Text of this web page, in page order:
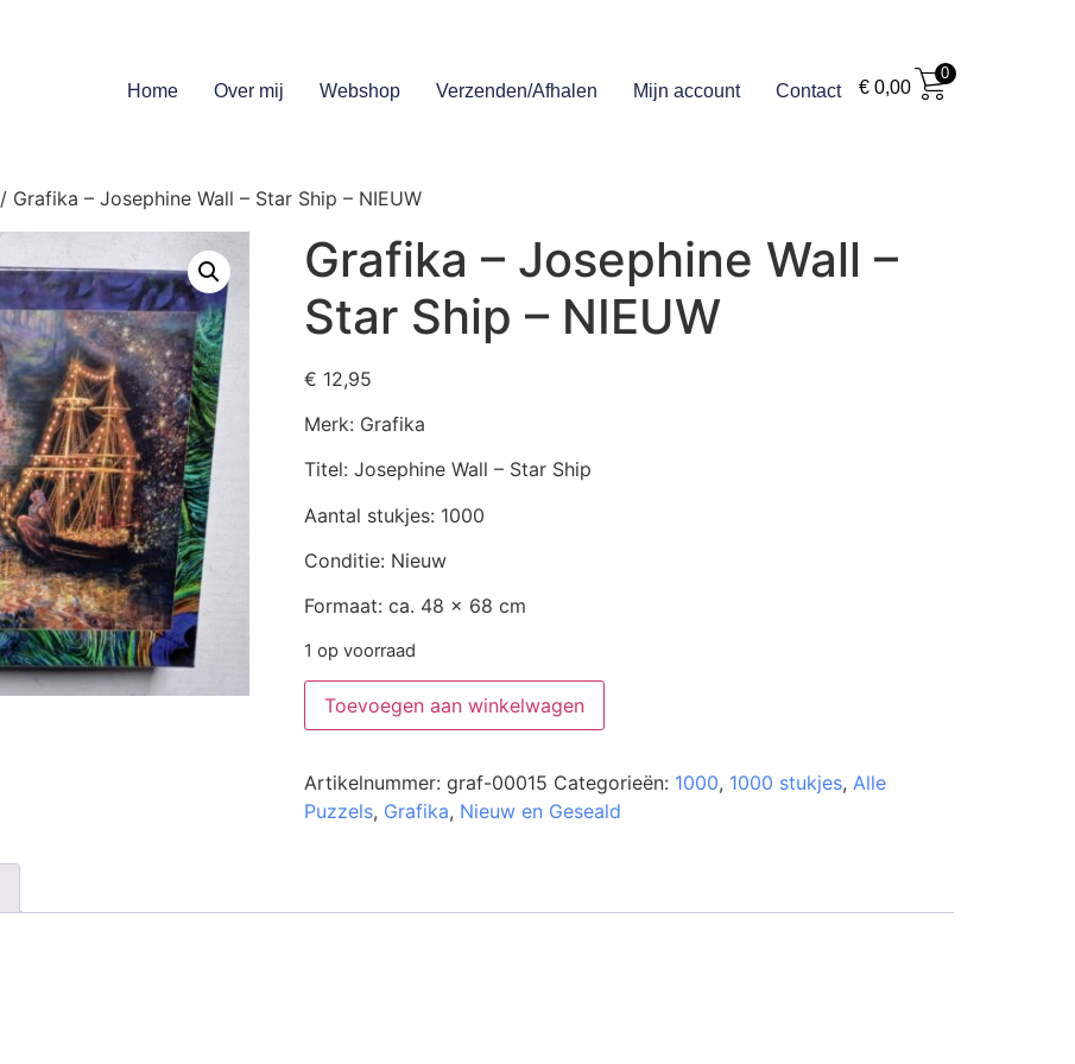
Home Over mij Webshop Verzenden/Afhalen Mijn account Contact €0,00
0
/ Grafika – Josephine Wall – Star Ship – NIEUW
Grafika – Josephine Wall –
Star Ship – NIEUW
€ 12,95
Merk: Grafika
Titel: Josephine Wall – Star Ship
Aantal stukjes: 1000
Conditie: Nieuw
Formaat: ca. 48 x 68 cm
1 op voorraad
Toevoegen aan winkelwagen
Artikelnummer: graf-00015 Categorieën: 1000, 1000 stukjes, Alle
Puzzels, Grafika, Nieuw en Geseald